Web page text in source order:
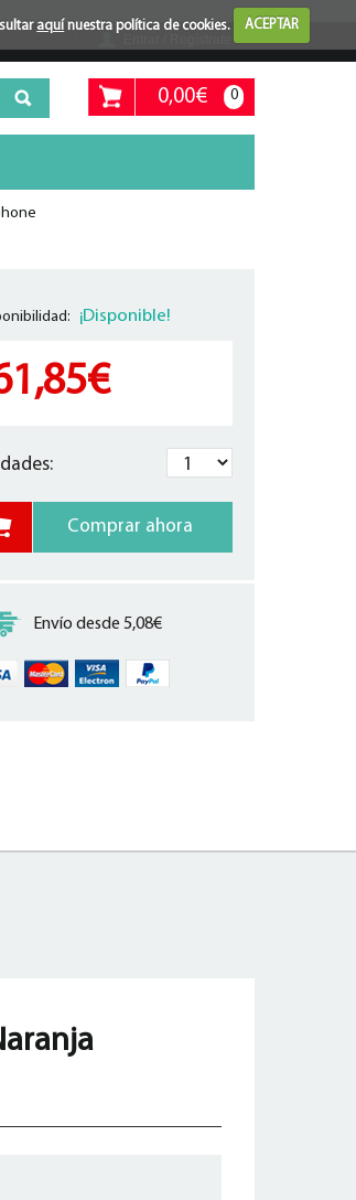
aquínuestra política de cookies. ACEPTAR
0,00€ 0
¡Disponible!
Envío desde 5,08€